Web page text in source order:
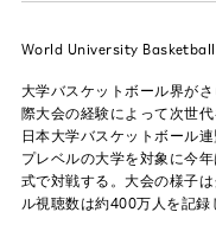
World University Basketball
大学バスケットボール界が
際大会の経験によって次世
日本大学バスケットボール
プレベルの大学を対象に今
式で対戦する。大会の様子
ル視聴数は約400万人を記録